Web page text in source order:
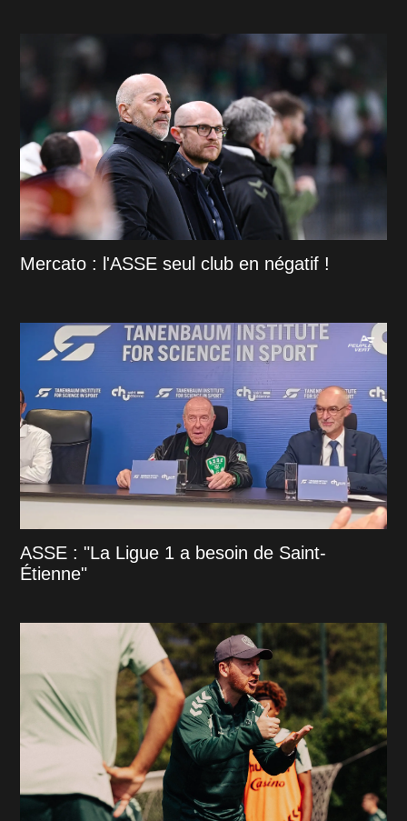
Mercato : l'ASSE seul club en négatif !
ASSE : "La Ligue 1 a besoin de Saint-
Étienne"